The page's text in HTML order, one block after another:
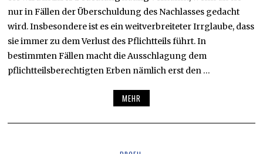
nur in Fällen der Überschuldung des Nachlasses gedacht
wird. Insbesondere ist es ein weitverbreiteter Irrglaube, dass
sie immer zu dem Verlust des Pflichtteils führt. In
bestimmten Fällen macht die Ausschlagung dem
pflichtteilsberechtigten Erben nämlich erst den …
MEHR